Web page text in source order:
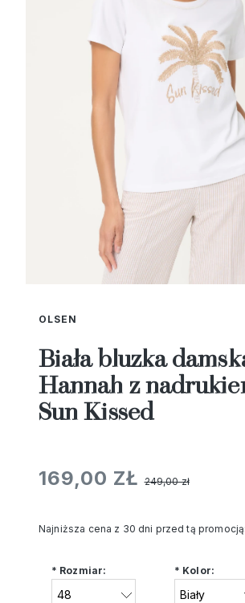
OLSEN
Biała bluzka
Hannah z
Sun Kissed
169,00 ZŁ 249,00 zł
Najniższa cena z 30 dni przed tą promocją:
* Rozmiar: * Kolor: